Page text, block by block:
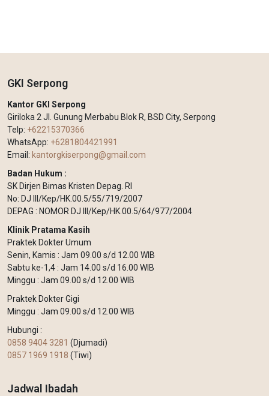
GKI Serpong
Kantor GKI Serpong
Giriloka 2 Jl. Gunung Merbabu Blok R, BSD City, Serpong
Telp: +62215370366
WhatsApp: +6281804421991
Email: kantorgkiserpong@gmail.com
Badan Hukum :
SK Dirjen Bimas Kristen Depag. RI
No: DJ III/Kep/HK.00.5/55/719/2007
DEPAG : NOMOR DJ III/Kep/HK.00.5/64/977/2004
Klinik Pratama Kasih
Praktek Dokter Umum
Senin, Kamis : Jam 09.00 s/d 12.00 WIB
Sabtu ke-1,4 : Jam 14.00 s/d 16.00 WIB
Minggu : Jam 09.00 s/d 12.00 WIB
Praktek Dokter Gigi
Minggu : Jam 09.00 s/d 12.00 WIB
Hubungi :
0858 9404 3281 (Djumadi)
0857 1969 1918 (Tiwi)
Jadwal Ibadah